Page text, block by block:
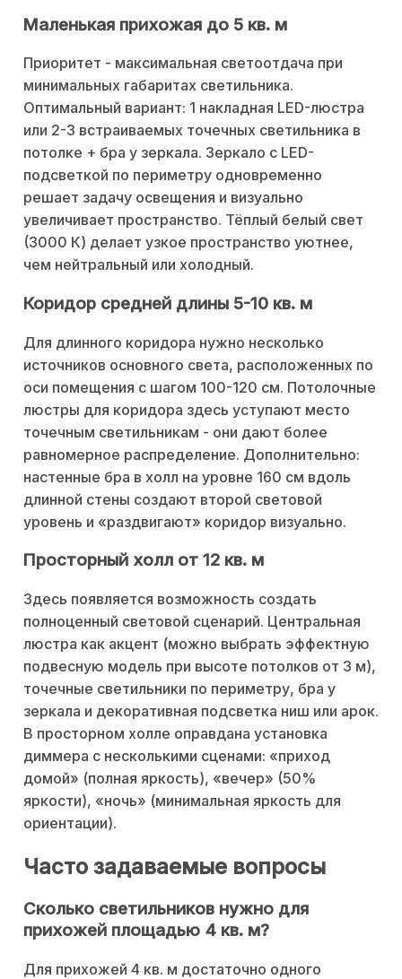
Маленькая прихожая до 5 кв. м
Приоритет - максимальная светоотдача при
минимальных габаритах светильника.
Оптимальный вариант: 1 накладная LED-люстра
или 2-3 встраиваемых точечных светильника в
потолке + бра у зеркала. Зеркало с LED-
подсветкой по периметру одновременно
решает задачу освещения и визуально
увеличивает пространство. Тёплый белый свет
(3000 К) делает узкое пространство уютнее,
чем нейтральный или холодный.
Коридор средней длины 5-10 кв. м
Для длинного коридора нужно несколько
источников основного света, расположенных по
оси помещения с шагом 100-120 см. Потолочные
люстры для коридора здесь уступают место
точечным светильникам - они дают более
равномерное распределение. Дополнительно:
настенные бра в холл на уровне 160 см вдоль
длинной стены создают второй световой
уровень и «раздвигают» коридор визуально.
Просторный холл от 12 кв. м
Здесь появляется возможность создать
полноценный световой сценарий. Центральная
люстра как акцент (можно выбрать эффектную
подвесную модель при высоте потолков от 3 м),
точечные светильники по периметру, бра у
зеркала и декоративная подсветка ниш или арок.
В просторном холле оправдана установка
диммера с несколькими сценами: «приход
домой» (полная яркость), «вечер» (50%
яркости), «ночь» (минимальная яркость для
ориентации).
Часто задаваемые вопросы
Сколько светильников нужно для
прихожей площадью 4 кв. м?
Для прихожей 4 кв. м достаточно одного